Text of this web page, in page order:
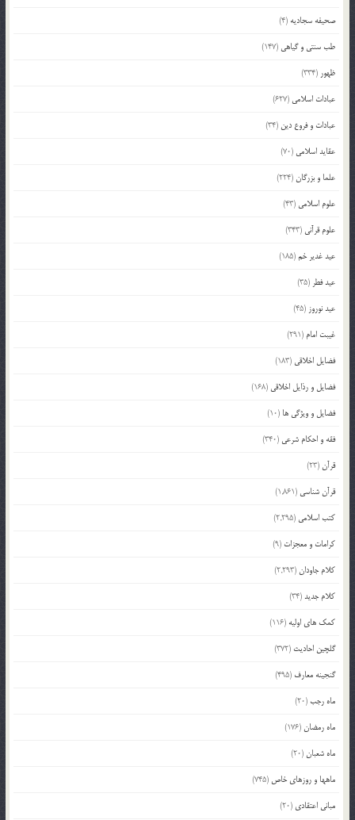
صحیفه سجادیه (4)
طب سنتی و گیاهی (147)
ظهور (334)
عبادات اسلامی (627)
عبادات و فروع دین (34)
عقاید اسلامی (70)
علما و بزرگان(224)
علوم اسلامی (43)
علوم قرآنی (343)
عید غدیر خم(185)
عید فطر (35)
عید نوروز (45)
غیبت امام (291)
فضایل اخلاقی (183)
فضایل و رذایل اخلاقی (168)
فضایل و ویژگی ها (10)
فقه و احکام شرعی (340)
قرآن(23)
قرآن شناسی (1,861)
کتب اسلامی (2,295)
کرامات و معجزات (9)
کلام جاودان(2,293)
کلام جدید(34)
کمک های اولیه (116)
گلچین احادیث (372)
گنجینه معارف (495)
ماه رجب(20)
ماه رمضان(176)
ماه شعبان(20)
ماهها و روزهای خاص (745)
مبانی اعتقادی (20)